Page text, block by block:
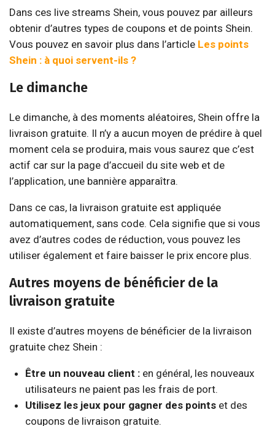
Dans ces live streams Shein, vous pouvez par ailleurs
obtenir d’autres types de coupons et de points Shein.
Vous pouvez en savoir plus dans l’article Les points
Shein : à quoi servent-ils ?
Le dimanche
Le dimanche, à des moments aléatoires, Shein offre la
livraison gratuite. Il n’y a aucun moyen de prédire à quel
moment cela se produira, mais vous saurez que c’est
actif car sur la page d’accueil du site web et de
l’application, une bannière apparaîtra.
Dans ce cas, la livraison gratuite est appliquée
automatiquement, sans code. Cela signifie que si vous
avez d’autres codes de réduction, vous pouvez les
utiliser également et faire baisser le prix encore plus.
Autres moyens de bénéficier de la
livraison gratuite
Il existe d’autres moyens de bénéficier de la livraison
gratuite chez Shein :
Être un nouveau client :en général, les nouveaux
utilisateurs ne paient pas les frais de port.
Utilisez les jeux pour gagner des pointset des
coupons de livraison gratuite.